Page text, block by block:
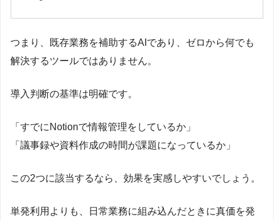
つまり、既存業務を補助するAIであり、ゼロから何でも
解決するツールではありません。
導入判断の基準は明確です。
「すでにNotionで情報管理をしているか」
「議事録や資料作成の時間が課題になっているか」
この2つに該当するなら、効果を実感しやすいでしょう。
単発利用よりも、日常業務に組み込んだときに真価を発